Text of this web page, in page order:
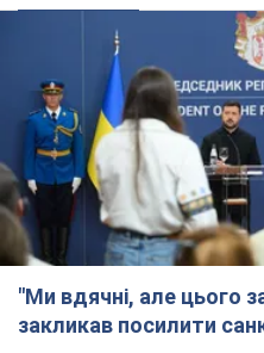
закликав посилити
Президент подякував
підтримку
5 часов назад 65,5 т.
Україна придбала у
ракет і багато іншого
США оприлюднили
2 часа назад